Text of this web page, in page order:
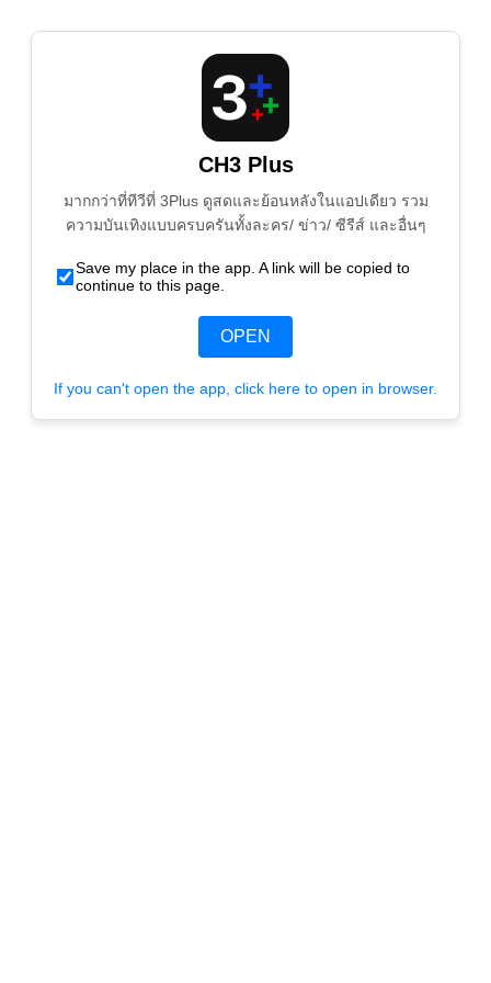
CH3 Plus
มากกว่าที่ทีวีที่ 3Plus ดูสดและย้อนหลังในแอปเดียว รวม
ความบันเทิงแบบครบครันทั้งละคร/ ข่าว/ ซีรีส์ และอื่นๆ
Save my place in the app. A link will be copied to
continue to this page.
OPEN
If you can't open the app, click here to open in browser.